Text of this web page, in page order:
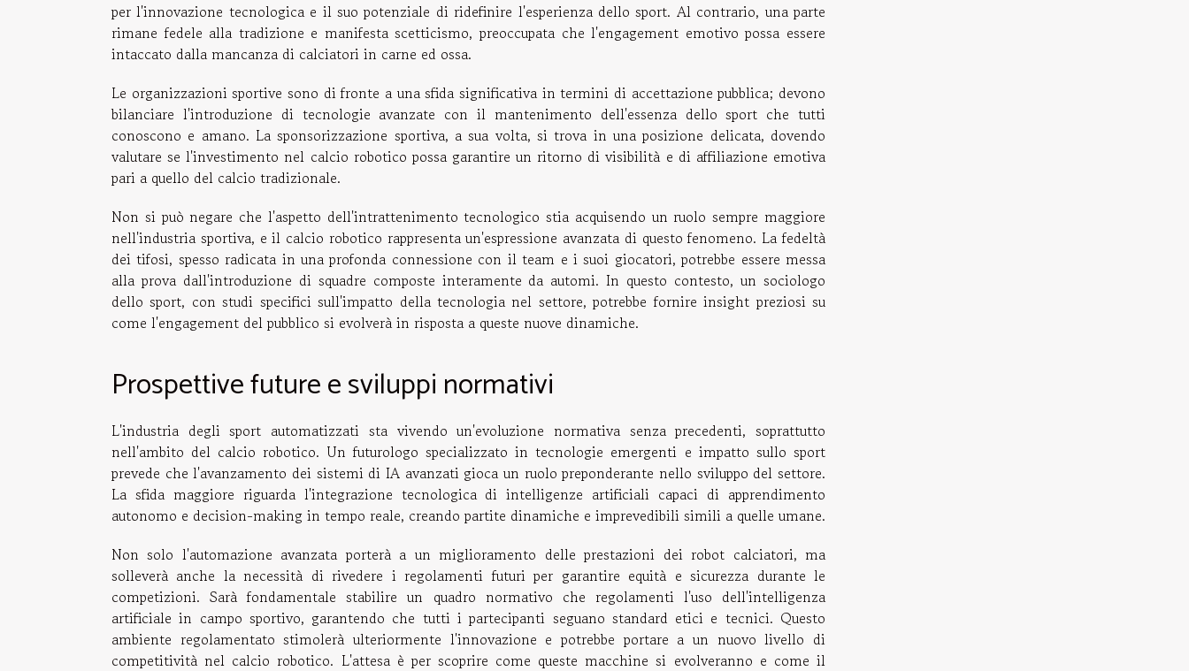
per l'innovazione tecnologica e il suo potenziale di ridefinire l'esperienza dello sport. Al contrario, una parte
rimane fedele alla tradizione e manifesta scetticismo, preoccupata che l'engagement emotivo possa essere
intaccato dalla mancanza di calciatori in carne ed ossa.
Le organizzazioni sportive sono di fronte a una sfida significativa in termini di accettazione pubblica; devono
bilanciare l'introduzione di tecnologie avanzate con il mantenimento dell'essenza dello sport che tutti
conoscono e amano. La sponsorizzazione sportiva, a sua volta, si trova in una posizione delicata, dovendo
valutare se l'investimento nel calcio robotico possa garantire un ritorno di visibilità e di affiliazione emotiva
pari a quello del calcio tradizionale.
Non si può negare che l'aspetto dell'intrattenimento tecnologico stia acquisendo un ruolo sempre maggiore
nell'industria sportiva, e il calcio robotico rappresenta un'espressione avanzata di questo fenomeno. La fedeltà
dei tifosi, spesso radicata in una profonda connessione con il team e i suoi giocatori, potrebbe essere messa
alla prova dall'introduzione di squadre composte interamente da automi. In questo contesto, un sociologo
dello sport, con studi specifici sull'impatto della tecnologia nel settore, potrebbe fornire insight preziosi su
come l'engagement del pubblico si evolverà in risposta a queste nuove dinamiche.
Prospettive future e sviluppi normativi
L'industria degli sport automatizzati sta vivendo un'evoluzione normativa senza precedenti, soprattutto
nell'ambito del calcio robotico. Un futurologo specializzato in tecnologie emergenti e impatto sullo sport
prevede che l'avanzamento dei sistemi di IA avanzati gioca un ruolo preponderante nello sviluppo del settore.
La sfida maggiore riguarda l'integrazione tecnologica di intelligenze artificiali capaci di apprendimento
autonomo e decision-making in tempo reale, creando partite dinamiche e imprevedibili simili a quelle umane.
Non solo l'automazione avanzata porterà a un miglioramento delle prestazioni dei robot calciatori, ma
solleverà anche la necessità di rivedere i regolamenti futuri per garantire equità e sicurezza durante le
competizioni. Sarà fondamentale stabilire un quadro normativo che regolamenti l'uso dell'intelligenza
artificiale in campo sportivo, garantendo che tutti i partecipanti seguano standard etici e tecnici. Questo
ambiente regolamentato stimolerà ulteriormente l'innovazione e potrebbe portare a un nuovo livello di
competitività nel calcio robotico. L'attesa è per scoprire come queste macchine si evolveranno e come il